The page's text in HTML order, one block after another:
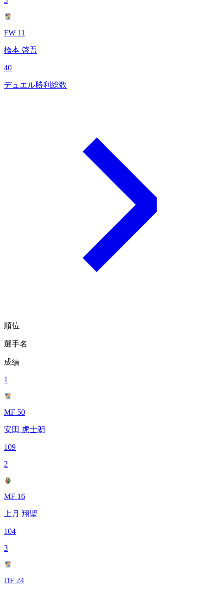
FW 11
橋本 啓吾
40
デュエル勝利総数
順位
選手名
成績
1
MF 50
安田 虎士朗
109
2
MF 16
上月 翔聖
104
3
DF 24